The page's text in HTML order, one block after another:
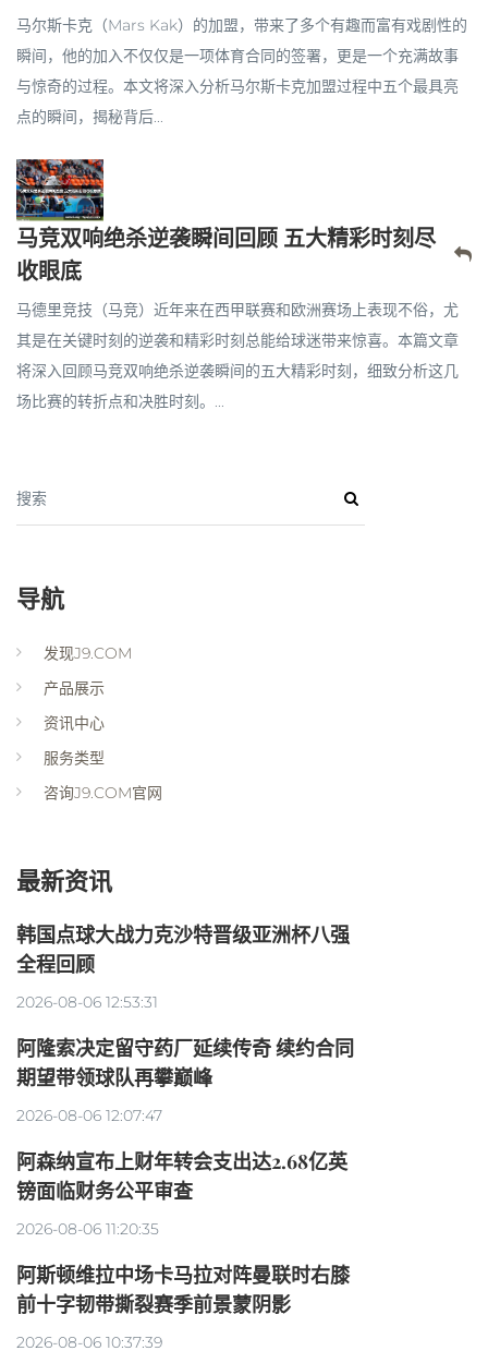
马尔斯卡克（Mars Kak）的加盟，带来了多个有趣而富有戏剧性的
瞬间，他的加入不仅仅是一项体育合同的签署，更是一个充满故事
与惊奇的过程。本文将深入分析马尔斯卡克加盟过程中五个最具亮
点的瞬间，揭秘背后...
马竞双响绝杀逆袭瞬间回顾 五大精彩时刻尽
收眼底
马德里竞技（马竞）近年来在西甲联赛和欧洲赛场上表现不俗，尤
其是在关键时刻的逆袭和精彩时刻总能给球迷带来惊喜。本篇文章
将深入回顾马竞双响绝杀逆袭瞬间的五大精彩时刻，细致分析这几
场比赛的转折点和决胜时刻。...
搜索
导航
发现J9.COM
产品展示
资讯中心
服务类型
咨询J9.COM官网
最新资讯
韩国点球大战力克沙特晋级亚洲杯八强
全程回顾
2026-08-06 12:53:31
阿隆索决定留守药厂延续传奇 续约合同
期望带领球队再攀巅峰
2026-08-06 12:07:47
阿森纳宣布上财年转会支出达2.68亿英
镑面临财务公平审查
2026-08-06 11:20:35
阿斯顿维拉中场卡马拉对阵曼联时右膝
前十字韧带撕裂赛季前景蒙阴影
2026-08-06 10:37:39